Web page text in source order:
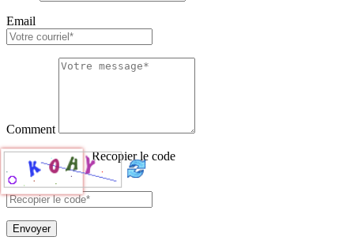
Email
Comment
Recopier le code
Envoyer